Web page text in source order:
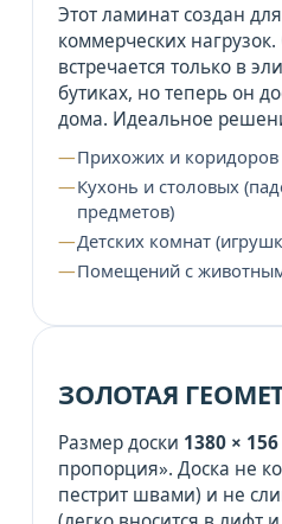
Этот ламинат создан
коммерческих
встречается только в
бутиках, но теперь он
дома. Идеальное
Прихожих и коридоров
Кухонь и столовых
предметов)
Детских комнат
Помещений с
ЗОЛОТАЯ
Размер доски 1380 ×
пропорция». Доска не
пестрит швами) и не